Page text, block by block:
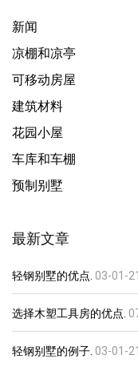
新闻
凉棚和凉亭
可移动房屋
建筑材料
花园小屋
车库和车棚
预制别墅
最新文章
轻钢别墅的优点. 03-01-21
选择木塑工具房的优点.
轻钢别墅的例子. 03-01-21